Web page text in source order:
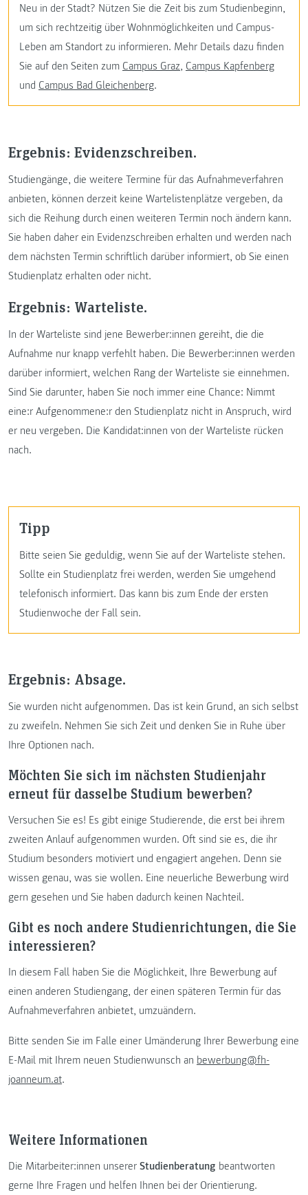
Neu in der Stadt? Nützen Sie die Zeit bis zum Studienbeginn,
um sich rechtzeitig über Wohnmöglichkeiten und Campus-
Leben am Standort zu informieren. Mehr Details dazu finden
Sie auf den Seiten zum Campus Graz, Campus Kapfenberg
und Campus Bad Gleichenberg.
Ergebnis: Evidenzschreiben.
Studiengänge, die weitere Termine für das Aufnahmeverfahren
anbieten, können derzeit keine Wartelistenplätze vergeben, da
sich die Reihung durch einen weiteren Termin noch ändern kann.
Sie haben daher ein Evidenzschreiben erhalten und werden nach
dem nächsten Termin schriftlich darüber informiert, ob Sie einen
Studienplatz erhalten oder nicht.
Ergebnis: Warteliste.
In der Warteliste sind jene Bewerber:innen gereiht, die die
Aufnahme nur knapp verfehlt haben. Die Bewerber:innen werden
darüber informiert, welchen Rang der Warteliste sie einnehmen.
Sind Sie darunter, haben Sie noch immer eine Chance: Nimmt
eine:r Aufgenommene:r den Studienplatz nicht in Anspruch, wird
er neu vergeben. Die Kandidat:innen von der Warteliste rücken
nach.
Tipp
Bitte seien Sie geduldig, wenn Sie auf der Warteliste stehen.
Sollte ein Studienplatz frei werden, werden Sie umgehend
telefonisch informiert. Das kann bis zum Ende der ersten
Studienwoche der Fall sein.
Ergebnis: Absage.
Sie wurden nicht aufgenommen. Das ist kein Grund, an sich selbst
zu zweifeln. Nehmen Sie sich Zeit und denken Sie in Ruhe über
Ihre Optionen nach.
Möchten Sie sich im nächsten Studienjahr
erneut für dasselbe Studium bewerben?
Versuchen Sie es! Es gibt einige Studierende, die erst bei ihrem
zweiten Anlauf aufgenommen wurden. Oft sind sie es, die ihr
Studium besonders motiviert und engagiert angehen. Denn sie
wissen genau, was sie wollen. Eine neuerliche Bewerbung wird
gern gesehen und Sie haben dadurch keinen Nachteil.
Gibt es noch andere Studienrichtungen, die Sie
interessieren?
In diesem Fall haben Sie die Möglichkeit, Ihre Bewerbung auf
einen anderen Studiengang, der einen späteren Termin für das
Aufnahmeverfahren anbietet, umzuändern.
Bitte senden Sie im Falle einer Umänderung Ihrer Bewerbung eine
E-Mail mit Ihrem neuen Studienwunsch an bewerbung@fh-
joanneum.at.
Weitere Informationen
Die Mitarbeiter:innen unserer Studienberatung beantworten
gerne Ihre Fragen und helfen Ihnen bei der Orientierung.